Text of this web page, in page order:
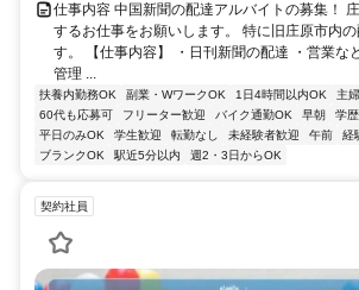
仕事内容 中国新聞の配達アルバイトの募集！
するお仕事をお願いします。 特に旧庄原市内
す。 【仕事内容】 ・日刊新聞の配達 ・営業な
管理 ...
扶養内勤務OK 副業・WワークOK 1日4時間以内OK
主
60代も応募可
フリーター歓迎 バイク通勤OK 早朝 学
平日のみOK
学生歓迎 転勤なし 未経験者歓迎 午前 経
ブランクOK
駅近5分以内 週2・3日からOK
契約社員